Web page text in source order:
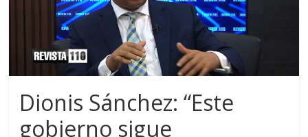
Dionis Sánchez: “Este
gobierno sigue